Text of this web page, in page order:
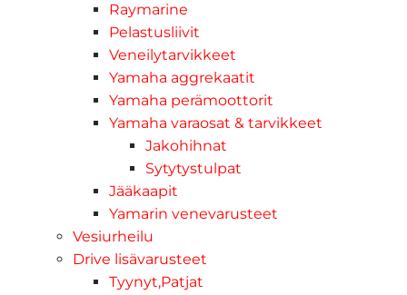
Raymarine
Pelastusliivit
Veneilytarvikkeet
Yamaha aggrekaatit
Yamaha perämoottorit
Yamaha varaosat & tarvikkeet
Jakohihnat
Sytytystulpat
Jääkaapit
Yamarin venevarusteet
Vesiurheilu
Drive lisävarusteet
Tyynyt,Patjat